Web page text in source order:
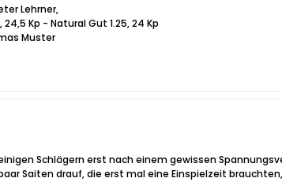
Lehrner,
Kp - Natural Gut 1.25, 24 Kp
Muster
Schlägern erst nach einem gewissen
Saiten drauf, die erst mal eine Einspielzeit brauchten,